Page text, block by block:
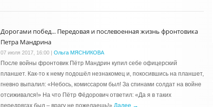
Дорогами побед... Передовая и послевоенная жизнь фронтовика
Петра Мандрина
07 июля 2017, 16:00 | Ольга МЯСНИКОВА
После войны фронтовик Пётр Мандрин купил себе офицерский
планшет. Как-то к нему подошёл незнакомец и, покосившись на планшет,
гневно выпалил: «Небось, комиссаром был! За спинами солдат на войне
отсиживался!» На что Пётр Фёдорович ответил: «Да я в таких
передрягах был – врагу не пожелаешь!».Далее →